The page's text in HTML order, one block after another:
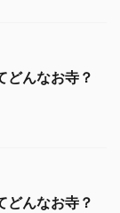
どんなお寺？
どんなお寺？